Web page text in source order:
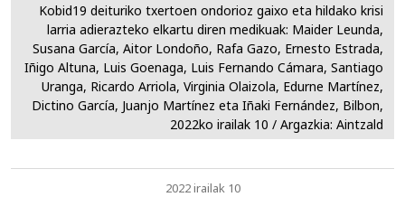
Kobid19 deituriko txertoen ondorioz gaixo eta hildako krisi
larria adierazteko elkartu diren medikuak: Maider Leunda,
Susana García, Aitor Londoño, Rafa Gazo, Ernesto Estrada,
Iñigo Altuna, Luis Goenaga, Luis Fernando Cámara, Santiago
Uranga, Ricardo Arriola, Virginia Olaizola, Edurne Martínez,
Dictino García, Juanjo Martínez eta Iñaki Fernández, Bilbon,
2022ko irailak 10 / Argazkia: Aintzald
2022 irailak 10